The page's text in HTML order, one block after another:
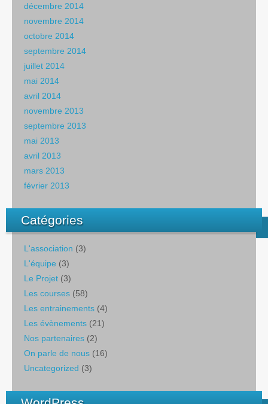
décembre 2014
novembre 2014
octobre 2014
septembre 2014
juillet 2014
mai 2014
avril 2014
novembre 2013
septembre 2013
mai 2013
avril 2013
mars 2013
février 2013
Catégories
L'association (3)
L'équipe (3)
Le Projet (3)
Les courses (58)
Les entrainements (4)
Les évènements (21)
Nos partenaires (2)
On parle de nous (16)
Uncategorized (3)